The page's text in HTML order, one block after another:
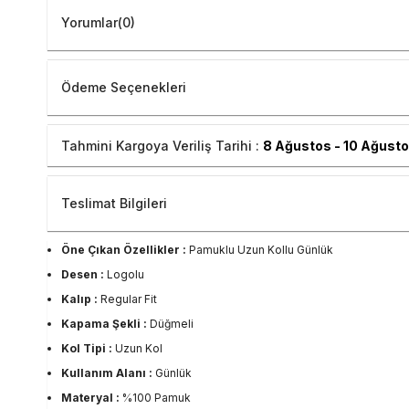
Yorumlar(0)
Ödeme Seçenekleri
Tahmini Kargoya Veriliş Tarihi : 8 Ağustos - 10
Teslimat Bilgileri
Öne Çıkan Özellikler : Pamuklu Uzun Kollu Günlük
Desen : Logolu
Kalıp : Regular Fit
Kapama Şekli : Düğmeli
Kol Tipi : Uzun Kol
Kullanım Alanı : Günlük
Materyal : %100 Pamuk